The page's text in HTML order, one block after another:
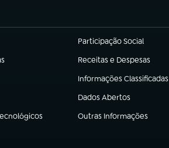
Participação Social
(abre em nova aba)
Receitas e Despesas
(abre em nova aba)
Informações Classificadas
(abre em nova aba)
Dados Abertos
(abre em nova aba)
Outras Informações
(abre em nova aba)